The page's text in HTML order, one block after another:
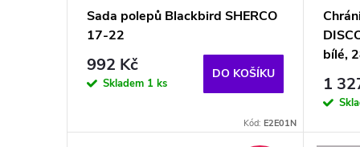
Sada polepů Blackbird SHERCO
17-22
992 Kč
Skladem 1 ks
DO KOŠÍKU
Kód:E2E01N
bílé,
1